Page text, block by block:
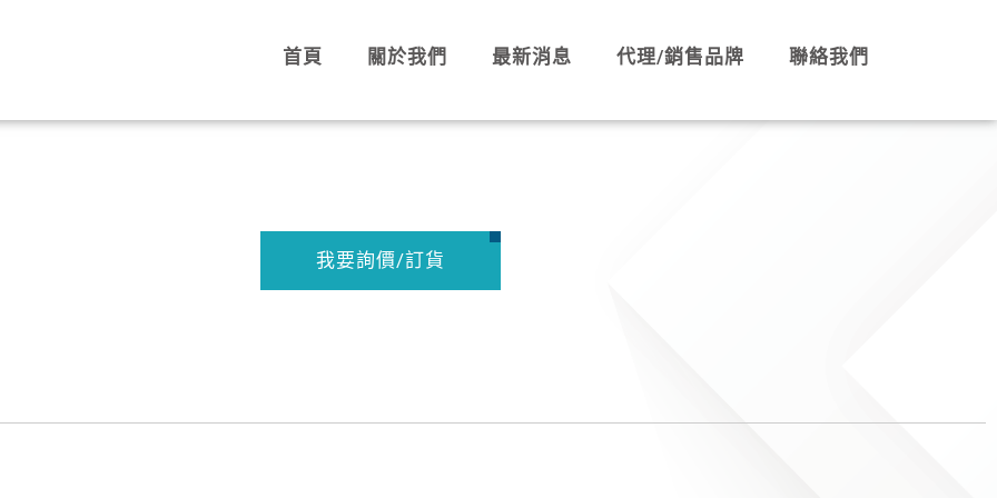
首頁 關於我們 最新消息 代理/銷售品牌 聯絡我們
我要詢價/訂貨